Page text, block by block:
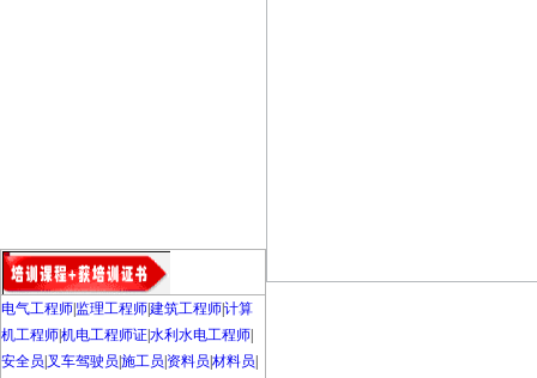
电气工程师 监理工程师建筑工程师计算
机工程师机电工程师证水利水电工程师
安全员 叉车驾驶员 施工员 资料员 材料员